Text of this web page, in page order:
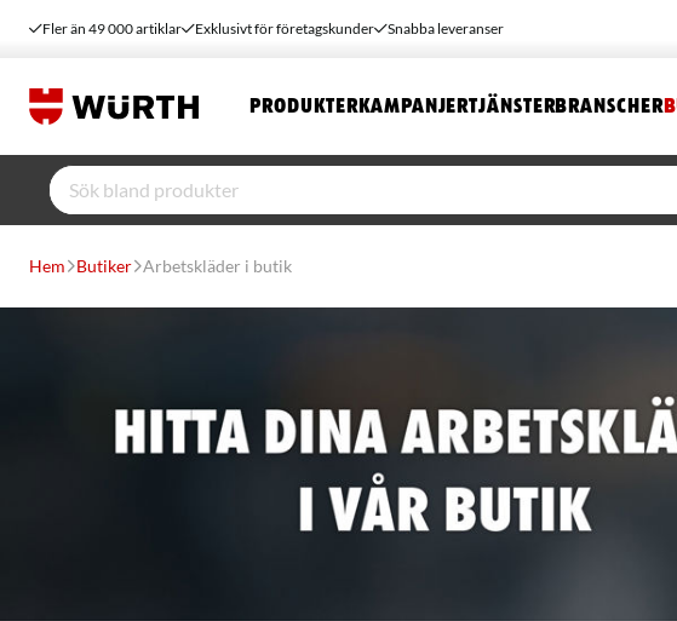
Fler än 49 000 artiklar Exklusivt för företagskunder Snabba leveranser
PRODUKTER KAMPANJERTJÄNSTERBRANSCHER
Hem Butiker Arbetskläder i butik